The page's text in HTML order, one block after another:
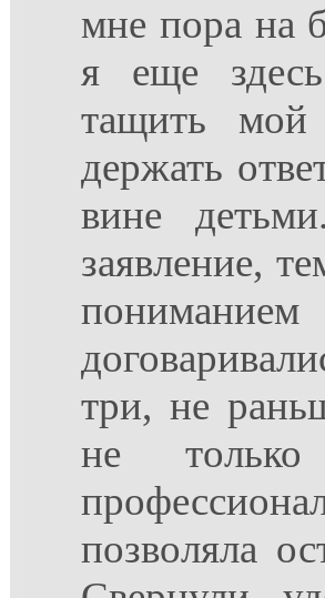
мне пора на
я еще
тащить
держать
вине
заявление,
три, не
не
позволяла